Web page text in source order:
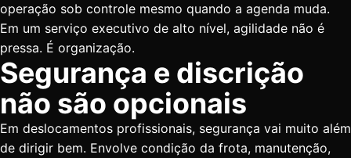
operação sob controle mesmo quando a agenda muda.
Em um serviço executivo de alto nível, agilidade não é
pressa. É organização.
Segurança e discrição
não são opcionais
Em deslocamentos profissionais, segurança vai muito além
de dirigir bem. Envolve condição da frota, manutenção,